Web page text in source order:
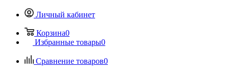
Личный кабинет
Корзина0
Избранные товары0
Сравнение товаров0